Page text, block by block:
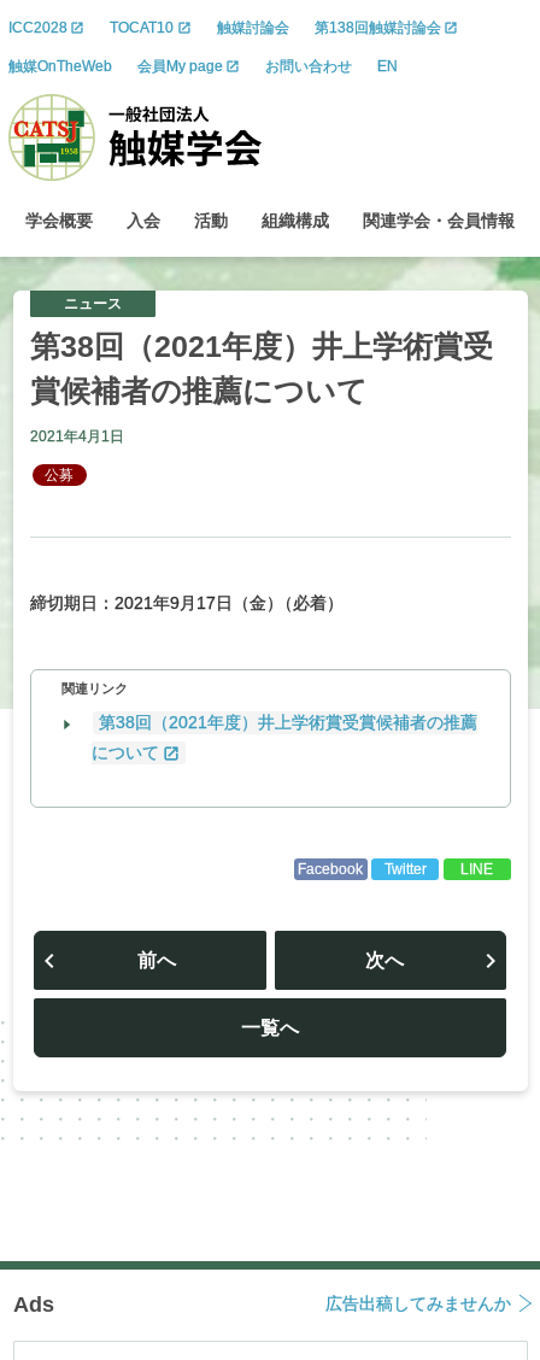
ICC2028 TOCAT10 触媒討論会 第138回触媒討論会
触媒OnTheWeb 会員My page お問い合わせ EN
学会概要 入会 活動 組織構成 関連学会 ・ 会員情報
ニュース
第38 回 （2021年度） 井上学術賞受
賞候補者の推薦について
2021年4月1日
公募
締切期日：2021年9月17日（金） （必着）
関連リンク
第38回（2021年度）井上学術賞受賞候補者の推薦
について
Facebook Twitter LINE
投
ビ
ー
シ
ョ
前へ
一覧へ
次へ
Ads 広告出稿してみませんか